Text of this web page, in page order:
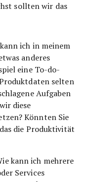
sollten wir das
ich in meinem
anderes
eine To-do-
selten
Aufgaben
diese
Könnten Sie
die Produktivität
kann ich mehrere
Services